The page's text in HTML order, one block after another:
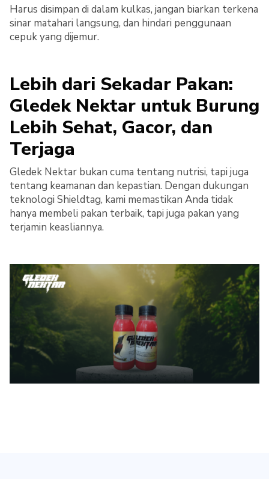
Harus disimpan di dalam kulkas, jangan biarkan terkena
sinar matahari langsung, dan hindari penggunaan
cepuk yang dijemur.
Lebih dari Sekadar Pakan:
Gledek Nektar untuk Burung
Lebih Sehat, Gacor, dan
Terjaga
Gledek Nektar bukan cuma tentang nutrisi, tapi juga
tentang keamanan dan kepastian. Dengan dukungan
teknologi Shieldtag, kami memastikan Anda tidak
hanya membeli pakan terbaik, tapi juga pakan yang
terjamin keasliannya.